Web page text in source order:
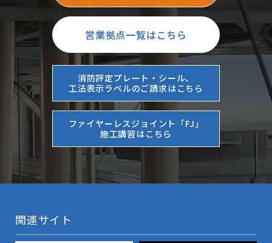
営業拠点一覧はこちら
消防評定プレート・シール、
工法表示ラベルのご請求はこちら
ファイヤーレスジョイント「FJ」
施工講習はこちら
関連サイト